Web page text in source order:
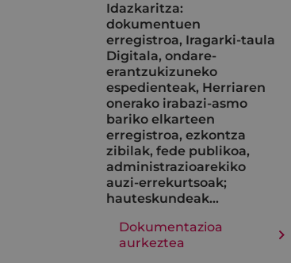
Idazkaritza:
dokumentuen
erregistroa, Iragarki-taula
Digitala, ondare-
erantzukizuneko
espedienteak, Herriaren
onerako irabazi-asmo
bariko elkarteen
erregistroa, ezkontza
zibilak, fede publikoa,
administrazioarekiko
auzi-errekurtsoak;
hauteskundeak…
Dokumentazioa
aurkeztea